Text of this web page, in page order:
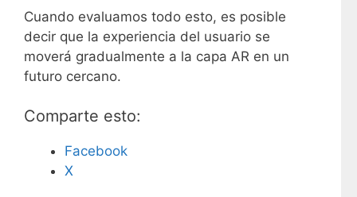
Cuando evaluamos todo esto, es posible
decir que la experiencia del usuario se
moverá gradualmente a la capa AR en un
futuro cercano.
Comparte esto:
Facebook
X